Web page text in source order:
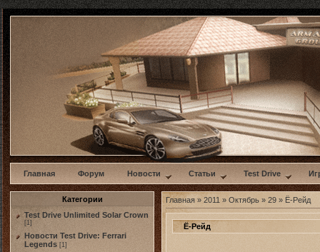
w
Главная Форум Новости Статьи Test Drive
Категории
Test Drive Unlimited Solar Crown
[1]
Новости Test Drive: Ferrari
Legends [1]
Главная » 2011 » Октябрь » 29 » Ё-Рейд
Ё-Рейд